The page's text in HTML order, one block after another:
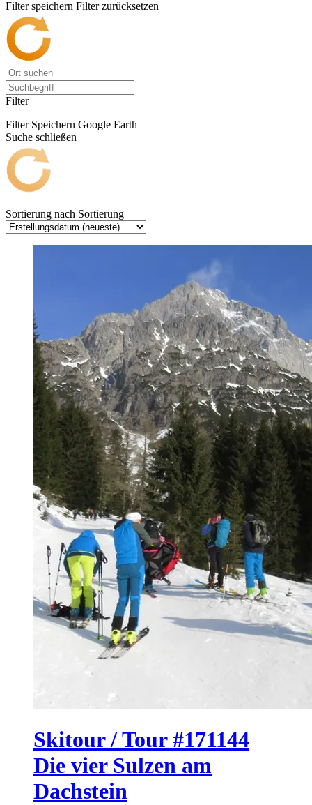
Filter speichern Filter zurücksetzen
Filter
Filter Speichern Google Earth
Suche schließen
Sortierung nach Sortierung
Skitour / Tour #171144
Die vier Sulzen am
Dachstein